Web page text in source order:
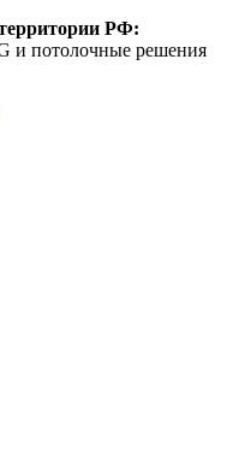
РФ:
и потолочные решения